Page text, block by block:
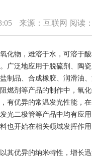
来源：互联网 阅读
化物，难溶于水，可溶于
广泛地应用于脱硫剂、陶
制品、合成橡胶、润滑油、
燃剂等产品的制作中，氧
有优异的常温发光性能，
光二极管等产品中均有应
也开始在相关领域发挥作用
其优异的纳米特性，增长